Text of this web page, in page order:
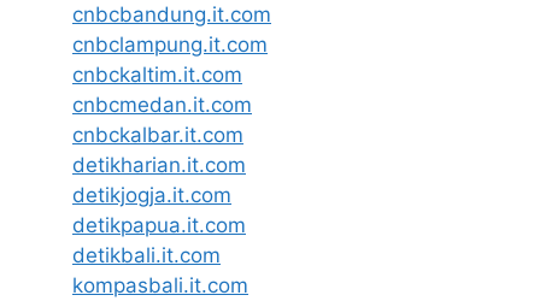
cnbcbandung.it.com
cnbclampung.it.com
cnbckaltim.it.com
cnbcmedan.it.com
cnbckalbar.it.com
detikharian.it.com
detikjogja.it.com
detikpapua.it.com
detikbali.it.com
kompasbali.it.com